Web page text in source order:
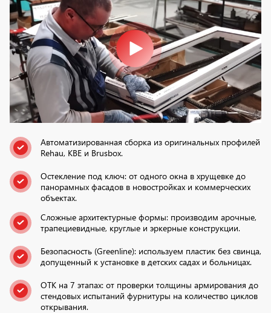
Автоматизированная сборка из оригинальных профилей
Rehau, KBE и Brusbox.
Остекление под ключ: от одного окна в хрущевке до
панорамных фасадов в новостройках и коммерческих
объектах.
Сложные архитектурные формы: производим арочные,
трапециевидные, круглые и эркерные конструкции.
Безопасность (Greenline): используем пластик без свинца,
допущенный к установке в детских садах и больницах.
ОТК на 7 этапах: от проверки толщины армирования до
стендовых испытаний фурнитуры на количество циклов
открывания.